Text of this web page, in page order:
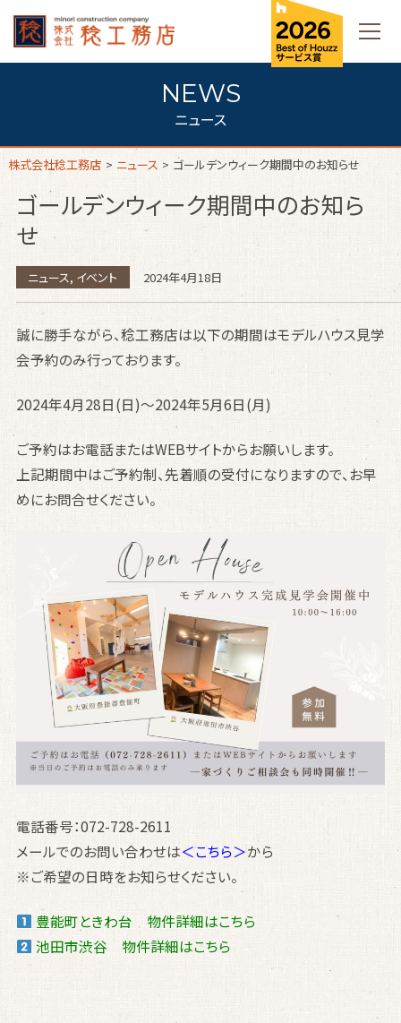
ニュース
株式会社稔工務店 > ニュース > ゴールデンウィーク期間中のお知らせ
ゴールデンウィーク期間中のお知ら
せ
ニュース, イベント 2024年4月18日
誠に勝手ながら、稔工務店は以下の期間はモデルハウス見学
会予約のみ行っております。
2024年4月28日(日)～2024年5月6日(月)
ご予約はお電話またはWEBサイトからお願いします。
上記期間中はご予約制、先着順の受付になりますので、お早
めにお問合せください。
電話番号：072-728-2611
メールでのお問い合わせは＜こちら＞から
※ご希望の日時をお知らせください。
豊能町ときわ台 物件詳細はこちら
池田市渋谷 物件詳細はこちら